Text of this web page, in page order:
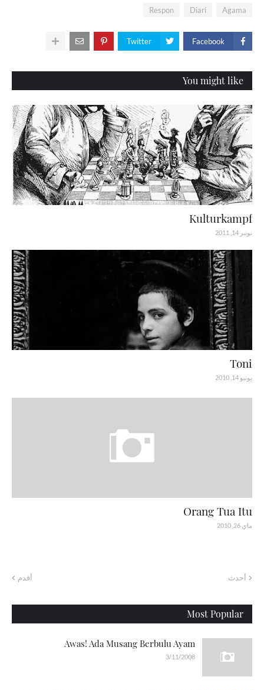
Agama
Diari
Respon
Facebook
Twitter
You might like
Kulturkampf
نونبر 14, 2011
Toni
يونيو 14, 2010
Orang Tua Itu
ماي 26, 2010
أحدث أقدم
Most Popular
Awas! Ada Musang Berbulu Ayam
3/11/2008